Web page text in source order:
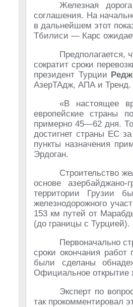
Железная
соглашения. На
в дальнейшем этот
Тбилиси — Карс
Предполагается,
сократит сроки
президент Турции
АзерТАдж, АПА и Тренд.
«В настоящее
европейские страны
примерно 45—62 дня.
достигнет страны ЕС
пункты назначения
Эрдоган.
Строительство
основе азербайджано-
территории Грузии
железнодорожного
153 км путей от
(до границы с Турцией).
Первоначально
сроки окончания
были сделаны
Официальное открытие
Эксперт по
так прокомментировал